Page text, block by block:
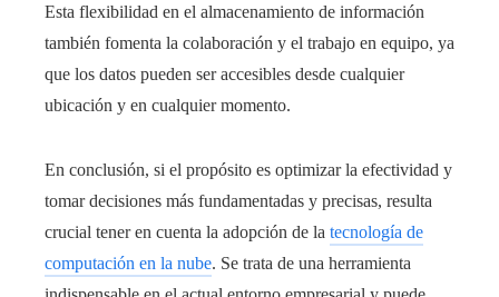
Esta flexibilidad en el almacenamiento de información
también fomenta la colaboración y el trabajo en equipo, ya
que los datos pueden ser accesibles desde cualquier
ubicación y en cualquier momento.
En conclusión, si el propósito es optimizar la efectividad y
tomar decisiones más fundamentadas y precisas, resulta
crucial tener en cuenta la adopción de la tecnología de
computación en la nube. Se trata de una herramienta